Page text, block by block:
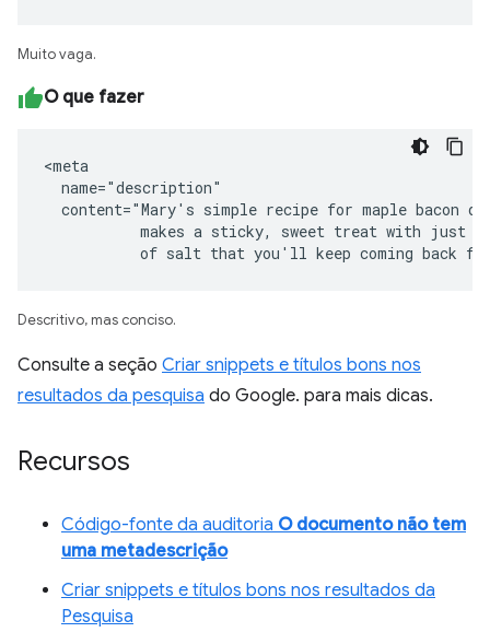
Muito vaga.
O que fazer
<meta
  name="description"
content="Mary's simple recipe for maple bacon
makes a sticky, sweet treat with just a
of salt that you'll keep coming back
Descritivo, mas conciso.
Consulte a seção Criar snippets e títulos bons nos
resultados da pesquisa do Google. para mais dicas.
Recursos
Código-fonte da auditoria O documento não tem
uma metadescrição
Criar snippets e títulos bons nos resultados da
Pesquisa